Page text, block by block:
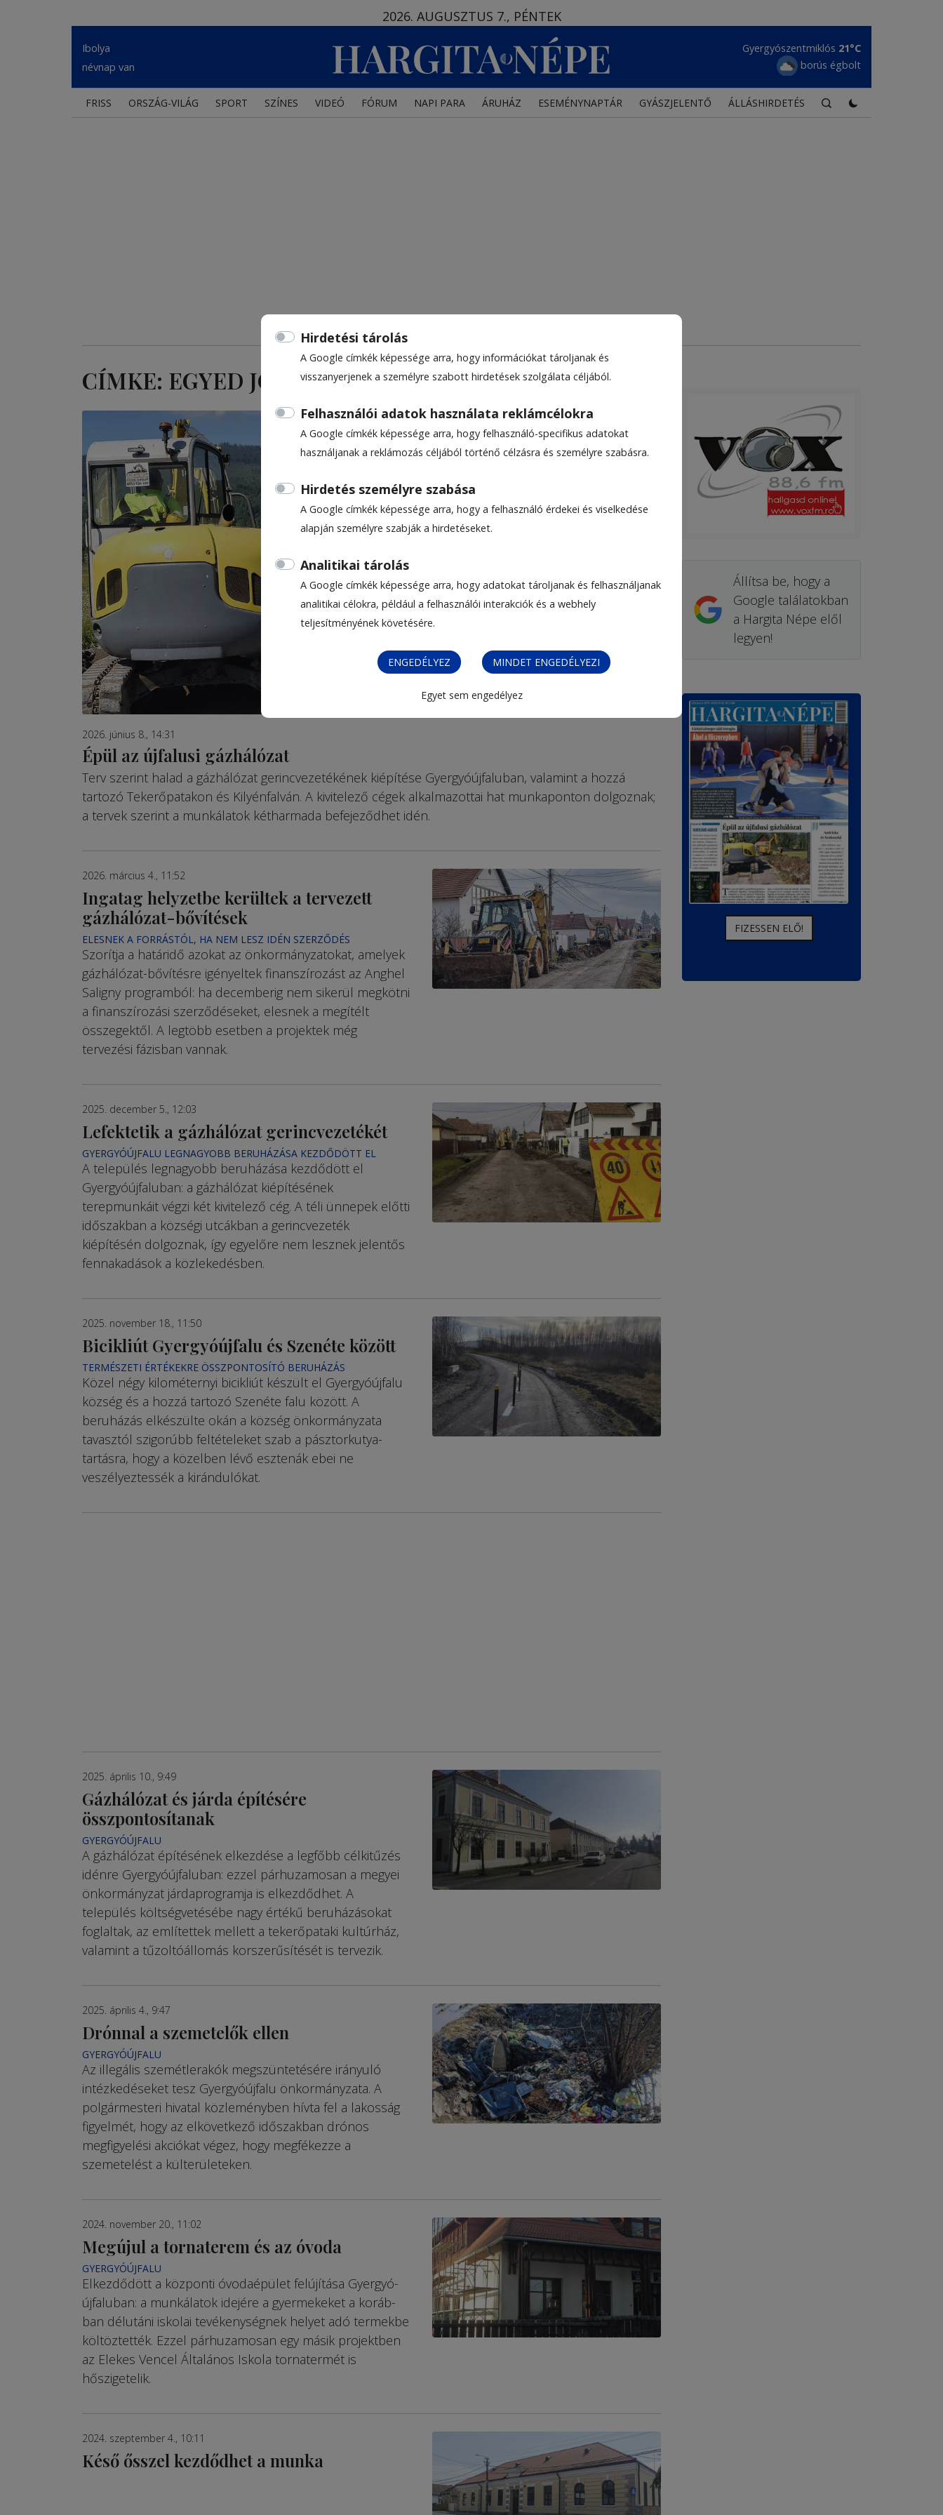
Hirdetési tárolás
A Google címkék képessége arra, hogy információkat tároljanak és
visszanyerjenek a személyre szabott hirdetések szolgálata céljából.
Felhasználói adatok használata reklámcélokra
A Google címkék képessége arra, hogy felhasználó-specifikus adatokat
használjanak a reklámozás céljából történő célzásra és személyre szabásra.
Hirdetés személyre szabása
A Google címkék képessége arra, hogy a felhasználó érdekei és viselkedése
alapján személyre szabják a hirdetéseket.
Analitikai tárolás
A Google címkék képessége arra, hogy adatokat tároljanak és felhasználjanak
analitikai célokra, például a felhasználói interakciók és a webhely
teljesítményének követésére.
ENGEDÉLYEZ MINDET ENGEDÉLYEZI
Egyet sem engedélyez
2026. AUGUSZTUS 7., PÉNTEK
Ibolya
névnap van
Gyergyószentmiklós 21°C
borús égbolt
FRISS ORSZÁG-VILÁG SPORT SZÍNES VIDEÓ FÓRUM NAPI PARA ÁRUHÁZ ESEMÉNYNAPTÁR GYÁSZJELENTŐ ÁLLÁSHIRDETÉS
CÍMKE: EGYED JÓZSEF
2026. június 8., 14:31
Épül az újfalusi gázhálózat
Terv szerint halad a gázhálózat gerincvezetékének kiépítése Gyergyóújfaluban, valamint a hozzá
tartozó Tekerőpatakon és Kilyénfalván. A kivitelező cégek alkalmazottai hat munkaponton dolgoznak;
a tervek szerint a munkálatok kétharmada befejeződhet idén.
2026. március 4., 11:52
Ingatag helyzetbe kerültek a tervezett
gázhálózat-bővítések
ELESNEK A FORRÁSTÓL, HA NEM LESZ IDÉN SZERZŐDÉS
Szorítja a határidő azokat az önkormányzatokat, amelyek
gázháló­zat­-bő­ví­tésre igényeltek finanszírozást az Anghel
Saligny programból: ha decemberig nem sikerül megkötni
a finanszírozási szerződéseket, elesnek a megítélt
összegektől. A legtöbb esetben a projektek még
tervezési fázisban vannak.
2025. december 5., 12:03
Lefektetik a gázhálózat gerincvezetékét
GYERGYÓÚJFALU LEGNAGYOBB BERUHÁZÁSA KEZDŐDÖTT EL
A település legnagyobb beruházása kezdődött el
Gyergyóújfaluban: a gázhálózat kiépítésének
terepmunkáit végzi két kivitelező cég. A téli ünnepek előtti
időszakban a községi utcákban a gerincvezeték
kiépítésén dolgoznak, így egyelőre nem lesznek jelentős
fennakadások a közlekedésben.
2025. november 18., 11:50
Bicikliút Gyergyóújfalu és Szenéte között
TERMÉSZETI ÉRTÉKEKRE ÖSSZPONTOSÍTÓ BERUHÁZÁS
Közel négy kilométernyi bicikliút készült el Gyergyóújfalu
község és a hozzá tartozó Szenéte falu között. A
beruházás elkészülte okán a község önkormányzata
tavasztól szigorúbb feltételeket szab a pásztorkutya-
tartásra, hogy a közelben lévő esztenák ebei ne
veszélyeztessék a kirándulókat.
2025. április 10., 9:49
Gázhálózat és járda építésére
összpontosítanak
GYERGYÓÚJFALU
A gázhálózat építésének elkezdése a legfőbb célkitűzés
idénre Gyergyóújfaluban: ezzel párhuzamosan a megyei
önkormányzat járdaprogramja is elkezdődhet. A
település költségvetésébe nagy értékű beruházásokat
foglaltak, az említettek mellett a tekerőpataki kultúrház,
valamint a tűzoltóállomás korszerűsítését is tervezik.
2025. április 4., 9:47
Drónnal a szemetelők ellen
GYERGYÓÚJFALU
Az illegális szemétlerakók megszüntetésére irányuló
intézkedéseket tesz Gyergyóújfalu önkormányzata. A
polgármesteri hivatal közleményben hívta fel a lakosság
figyelmét, hogy az elkövetkező időszakban drónos
megfigyelési akció­kat végez, hogy megfékezze a
szemetelést a külterületeken.
2024. november 20., 11:02
Megújul a tornaterem és az óvoda
GYERGYÓÚJFALU
Elkezdődött a központi óvodaépület felújítása Gyer­gyó­
újfaluban: a mun­ká­latok idejére a gyer­me­keket a koráb­
ban délutáni iskolai tevékenység­nek helyet adó termekbe
költöztették. Ezzel párhuzamosan egy másik projektben
az Ele­kes Vencel Általános Iskola tornatermét is
hőszigetelik.
2024. szeptember 4., 10:11
Késő ősszel kezdődhet a munka
Állítsa be, hogy a
Google találatokban
a Hargita Népe elől
legyen!
FIZESSEN ELŐ!